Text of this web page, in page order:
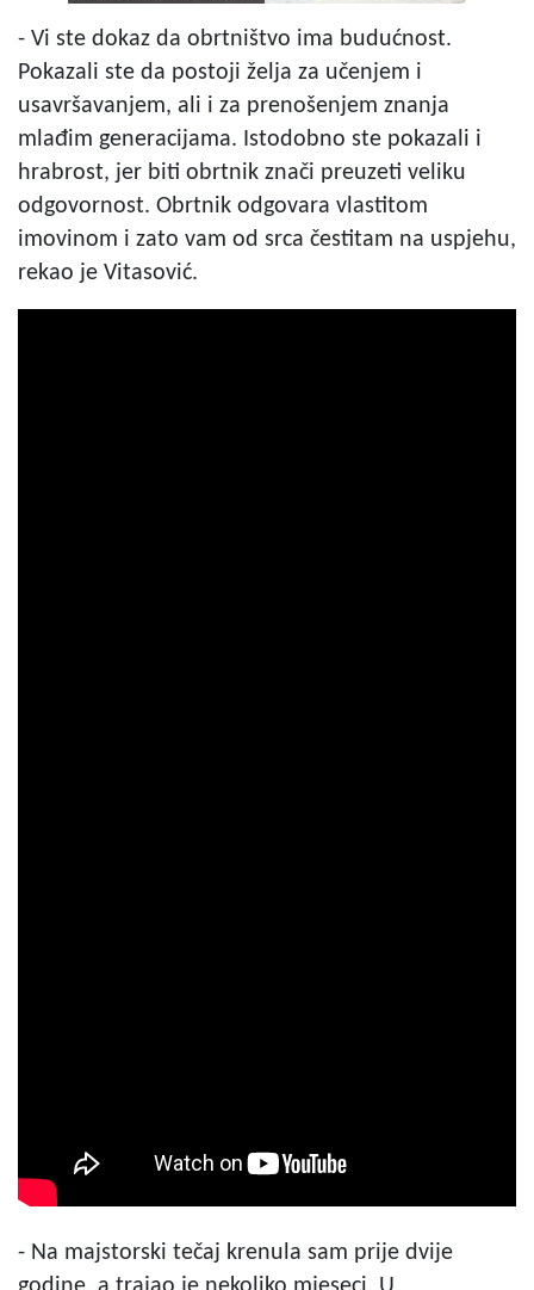
- Vi ste dokaz da obrtništvo ima budućnost.
Pokazali ste da postoji želja za učenjem i
usavršavanjem, ali i za prenošenjem znanja
mlađim generacijama. Istodobno ste pokazali i
hrabrost, jer biti obrtnik znači preuzeti veliku
odgovornost. Obrtnik odgovara vlastitom
imovinom i zato vam od srca čestitam na uspjehu,
rekao je Vitasović.
- Na majstorski tečaj krenula sam prije dvije